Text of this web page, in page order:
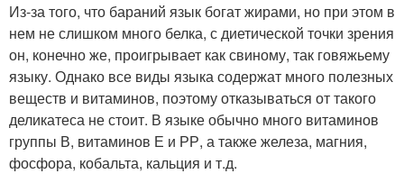
Из-за того, что бараний язык богат жирами, но при этом в
нем не слишком много белка, с диетической точки зрения
он, конечно же, проигрывает как свиному, так говяжьему
языку. Однако все виды языка содержат много полезных
веществ и витаминов, поэтому отказываться от такого
деликатеса не стоит. В языке обычно много витаминов
группы В, витаминов Е и РР, а также железа, магния,
фосфора, кобальта, кальция и т.д.